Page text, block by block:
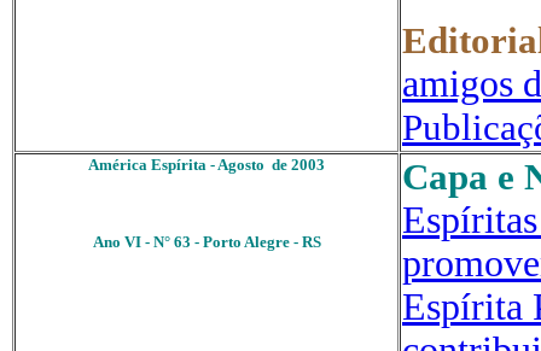
amigos
América Espírita - Agosto de 2003
Ano VI - N° 63 - Porto Alegre - RS
Capa e
Espírita